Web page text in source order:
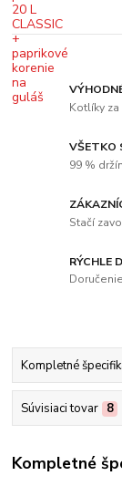
Kotlíky
VŠETKO
99 %
Stačí
RÝCHLE
Kompletné
Súvisiaci tovar 8
Kompletné